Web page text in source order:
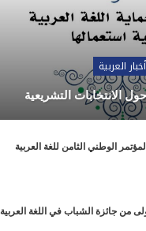
أخبار العربية
الانتخابات التشريعية
الوطني الثامن للغة العربية
من جائزة الشباب في اللغة العربية